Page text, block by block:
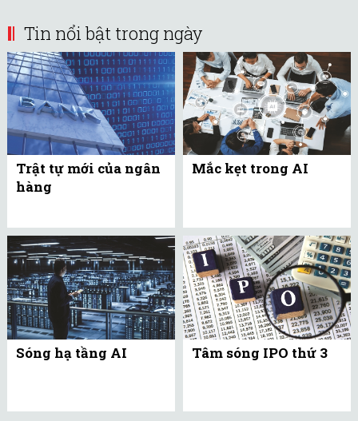
Tin nổi bật trong ngày
Trật tự mới của ngân
hàng
Mắc kẹt trong AI
Sóng hạ tầng AI Tâm sóng IPO thứ 3